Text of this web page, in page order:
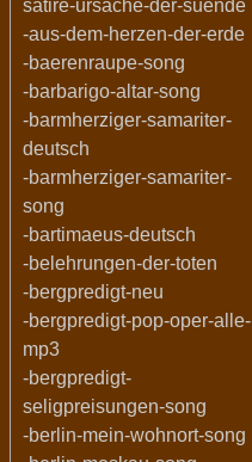
satire-ursache-der-suende
-aus-dem-herzen-der-erde
-baerenraupe-song
-barbarigo-altar-song
-barmherziger-samariter-
deutsch
-barmherziger-samariter-
song
-bartimaeus-deutsch
-belehrungen-der-toten
-bergpredigt-neu
-bergpredigt-pop-oper-alle-
mp3
-bergpredigt-
seligpreisungen-song
-berlin-mein-wohnort-song